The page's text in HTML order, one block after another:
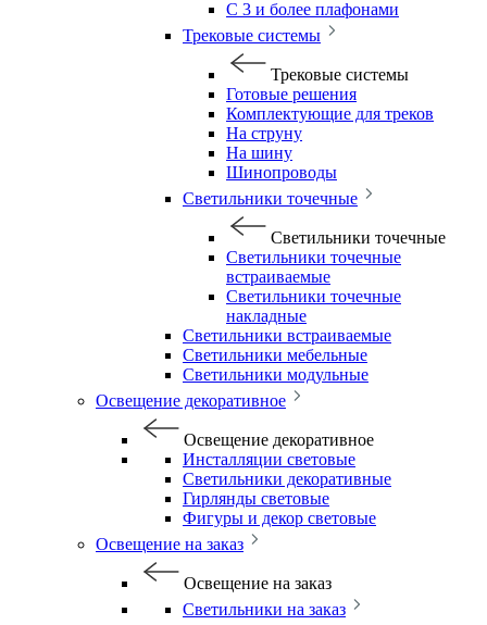
С 3 и более плафонами
Трековые системы
Трековые системы
Готовые решения
Комплектующие для треков
На струну
На шину
Шинопроводы
Светильники точечные
Светильники точечные
Светильники точечные
встраиваемые
Светильники точечные
накладные
Светильники встраиваемые
Светильники мебельные
Светильники модульные
Освещение декоративное
Освещение декоративное
Инсталляции световые
Светильники декоративные
Гирлянды световые
Фигуры и декор световые
Освещение на заказ
Освещение на заказ
Светильники на заказ